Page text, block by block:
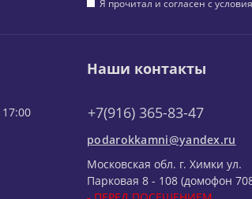
Я прочитал и согласен с
Наши контакты
+7(916) 365-83-47
podarokkamni@yandex.ru
Московская обл. г. Химки ул.
Парковая 8 - 108 (домофон